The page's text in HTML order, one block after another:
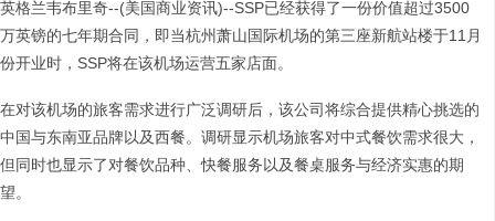
英格兰韦布里奇--(美国商业资讯)--SSP已经获得了一份价值超过3500
万英镑的七年期合同，即当杭州萧山国际机场的第三座新航站楼于11月
份开业时，SSP将在该机场运营五家店面。
在对该机场的旅客需求进行广泛调研后，该公司将综合提供精心挑选的
中国与东南亚品牌以及西餐。调研显示机场旅客对中式餐饮需求很大，
但同时也显示了对餐饮品种、快餐服务以及餐桌服务与经济实惠的期
望。